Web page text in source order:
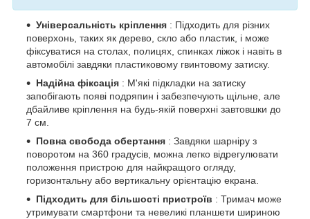
Універсальність кріплення : Підходить для різних
поверхонь, таких як дерево, скло або пластик, і може
фіксуватися на столах, полицях, спинках ліжок і навіть в
автомобілі завдяки пластиковому гвинтовому затиску.
Надійна фіксація : М'які підкладки на затиску
запобігають появі подряпин і забезпечують щільне, але
дбайливе кріплення на будь-якій поверхні завтовшки до
7 см.
Повна свобода обертання : Завдяки шарніру з
поворотом на 360 градусів, можна легко відрегулювати
положення пристрою для найкращого огляду,
горизонтальну або вертикальну орієнтацію екрана.
Підходить для більшості пристроїв : Тримач може
утримувати смартфони та невеликі планшети шириною